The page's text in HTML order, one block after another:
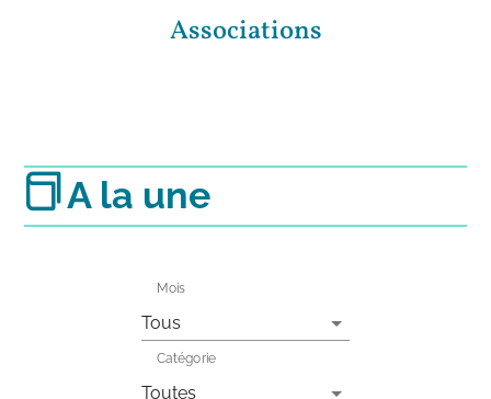
Associations
A la une
Mois
Catégorie